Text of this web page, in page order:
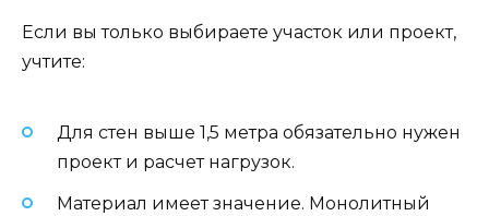
Если вы только выбираете участок или проект,
учтите:
Для стен выше 1,5 метра обязательно нужен
проект и расчет нагрузок.
Материал имеет значение. Монолитный